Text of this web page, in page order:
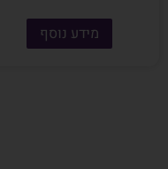
מידע נוסף